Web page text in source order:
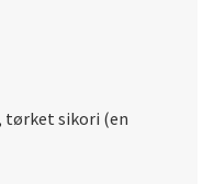
tørket sikori (en